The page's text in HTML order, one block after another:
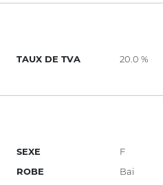
TAUX DE TVA 20.0 %
SEXE
F
ROBE
Bai